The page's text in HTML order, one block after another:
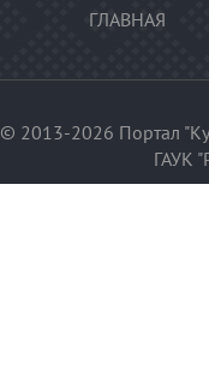
ГЛАВНАЯ
© 2013-2026 Портал
ГАУК